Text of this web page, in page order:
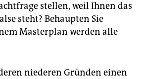
stellen, weil Ihnen das
steht? Behaupten Sie
Masterplan werden alle
niederen Gründen einen